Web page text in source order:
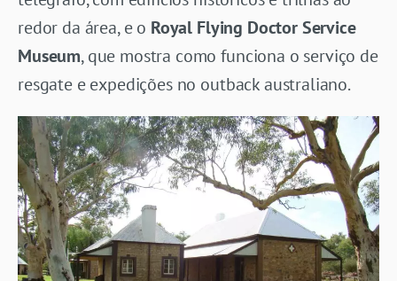
redor da área, e o Royal Flying Doctor Service
Museum, que mostra como funciona o serviço de
resgate e expedições no outback australiano.